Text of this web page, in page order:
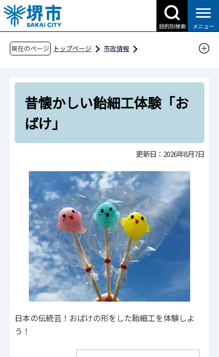
こ
の
ペ
目的別検索 メニュー
現在のページ トップページ
市政情報
お出かけスポット
ビッグバン
昔懐かしい飴細工体験「おばけ」
昔懐かしい飴細工体験「お
ばけ」
更新日：2026年8月7日
日本の伝統芸！おばけの形をした飴細工を体験しよ
う！